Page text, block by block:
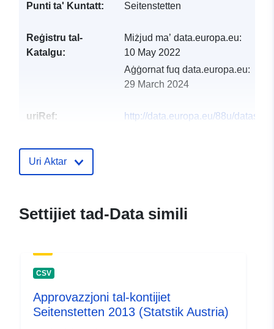
Punti ta' Kuntatt: Seitenstetten
Reġistru tal-
Katalgu:
Miżjud ma’ data.europa.eu:
10 May 2022
Aġġornat fuq data.europa.eu:
29 March 2024
uriRef:
http://data.europa.eu/88u/
Uri Aktar
Settijiet tad-Data simili
CSV
Approvazzjoni tal-kontijiet
Seitenstetten 2013 (Statstik Austria)